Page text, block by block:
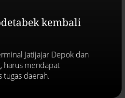
kembali
Jatijajar Depok dan
harus mendapat
tugas daerah.
untuk pejabat abai LHKPN
- Peristiwa
900 tahun ditemukan di
- Peristiwa